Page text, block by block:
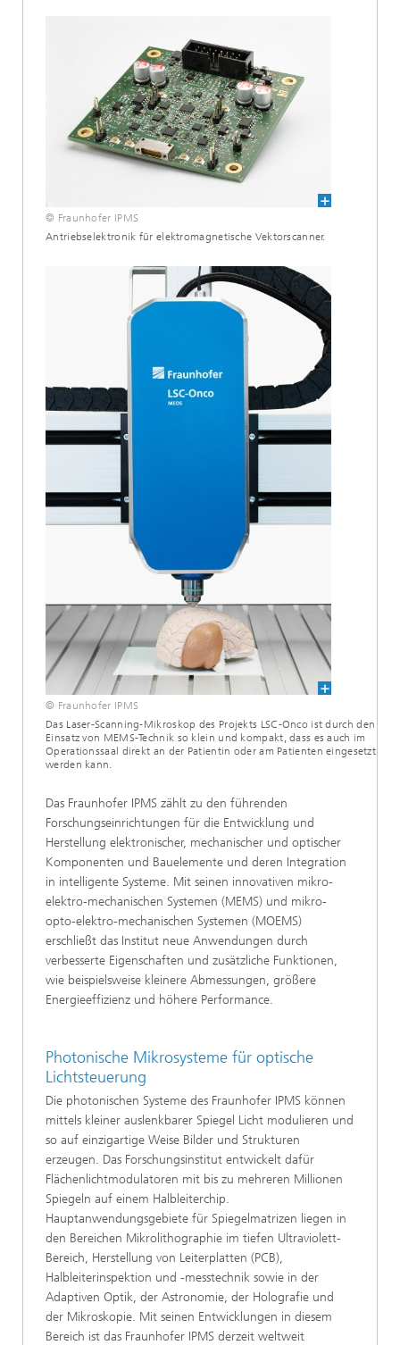
© Fraunhofer IPMS
Antriebselektronik für elektromagnetische Vektorscanner.
© Fraunhofer IPMS
Das Laser-Scanning-Mikroskop des Projekts LSC-Onco ist durch den
Einsatz von MEMS-Technik so klein und kompakt, dass es auch im
Operationssaal direkt an der Patientin oder am Patienten eingesetzt
werden kann.
Das Fraunhofer IPMS zählt zu den führenden
Forschungseinrichtungen für die Entwicklung und
Herstellung elektronischer, mechanischer und optischer
Komponenten und Bauelemente und deren Integration
in intelligente Systeme. Mit seinen innovativen mikro-
elektro-mechanischen Systemen (MEMS) und mikro-
opto-elektro-mechanischen Systemen (MOEMS)
erschließt das Institut neue Anwendungen durch
verbesserte Eigenschaften und zusätzliche Funktionen,
wie beispielsweise kleinere Abmessungen, größere
Energieeffizienz und höhere Performance.
Photonische Mikrosysteme für optische
Lichtsteuerung
Die photonischen Systeme des Fraunhofer IPMS können
mittels kleiner auslenkbarer Spiegel Licht modulieren und
so auf einzigartige Weise Bilder und Strukturen
erzeugen. Das Forschungsinstitut entwickelt dafür
Flächenlichtmodulatoren mit bis zu mehreren Millionen
Spiegeln auf einem Halbleiterchip.
Hauptanwendungsgebiete für Spiegelmatrizen liegen in
den Bereichen Mikrolithographie im tiefen Ultraviolett-
Bereich, Herstellung von Leiterplatten (PCB),
Halbleiterinspektion und -messtechnik sowie in der
Adaptiven Optik, der Astronomie, der Holografie und
der Mikroskopie. Mit seinen Entwicklungen in diesem
Bereich ist das Fraunhofer IPMS derzeit weltweit